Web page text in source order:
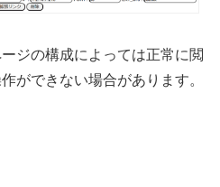
ジの構成によっては正常に閲
ができない場合があります。